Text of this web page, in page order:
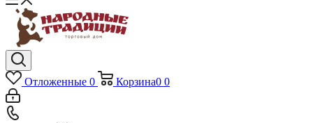
Отложенные 0 Корзина0 0